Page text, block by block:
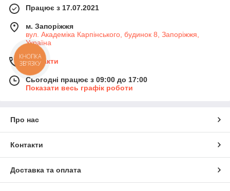
Працює з 17.07.2021
м. Запоріжжя
вул. Академіка Карпінського, будинок 8, Запоріжжя,
Україна
Контакти
Сьогодні працює з 09:00 до 17:00
Показати весь графік роботи
Про нас
Контакти
Доставка та оплата
КНОПКА
ЗВ'ЯЗКУ